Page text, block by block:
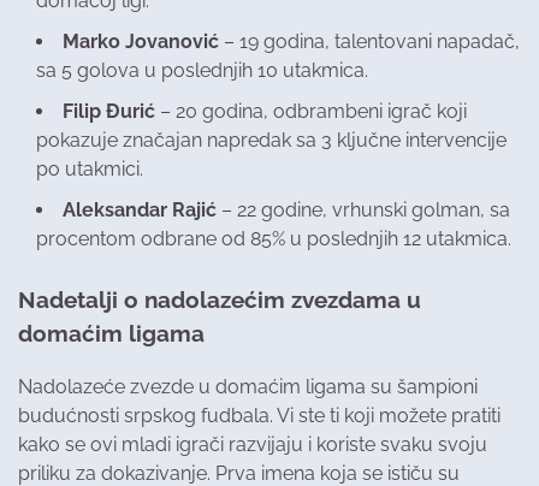
Marko Jovanović – 19 godina, talentovani napadač,
sa 5 golova u poslednjih 10 utakmica.
Filip Đurić – 20 godina, odbrambeni igrač koji
pokazuje značajan napredak sa 3 ključne intervencije
po utakmici.
Aleksandar Rajić – 22 godine, vrhunski golman, sa
procentom odbrane od 85% u poslednjih 12 utakmica.
Nadetalji o nadolazećim zvezdama u
domaćim ligama
Nadolazeće zvezde u domaćim ligama su šampioni
budućnosti srpskog fudbala. Vi ste ti koji možete pratiti
kako se ovi mladi igrači razvijaju i koriste svaku svoju
priliku za dokazivanje. Prva imena koja se ističu su